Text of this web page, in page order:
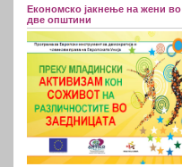
Економско јакнење на жени во
две општини